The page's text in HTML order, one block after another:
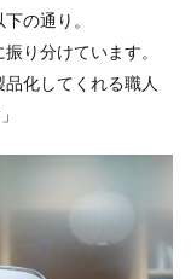
の通り。
り分けています。
化してくれる職人